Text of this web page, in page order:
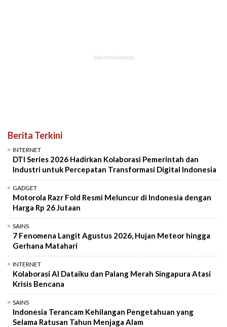
Berita Terkini
INTERNET
DTI Series 2026 Hadirkan Kolaborasi Pemerintah dan
Industri untuk Percepatan Transformasi Digital Indonesia
GADGET
Motorola Razr Fold Resmi Meluncur di Indonesia dengan
Harga Rp 26 Jutaan
SAINS
7 Fenomena Langit Agustus 2026, Hujan Meteor hingga
Gerhana Matahari
INTERNET
Kolaborasi AI Dataiku dan Palang Merah Singapura Atasi
Krisis Bencana
SAINS
Indonesia Terancam Kehilangan Pengetahuan yang
Selama Ratusan Tahun Menjaga Alam